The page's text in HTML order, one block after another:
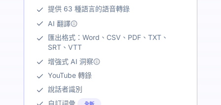
提供 63 種語言的語音轉錄
AI 翻譯
匯出格式：Word、CSV、PDF、TXT、
SRT、VTT
增強式 AI 洞察
YouTube 轉錄
說話者識別
自訂詞彙